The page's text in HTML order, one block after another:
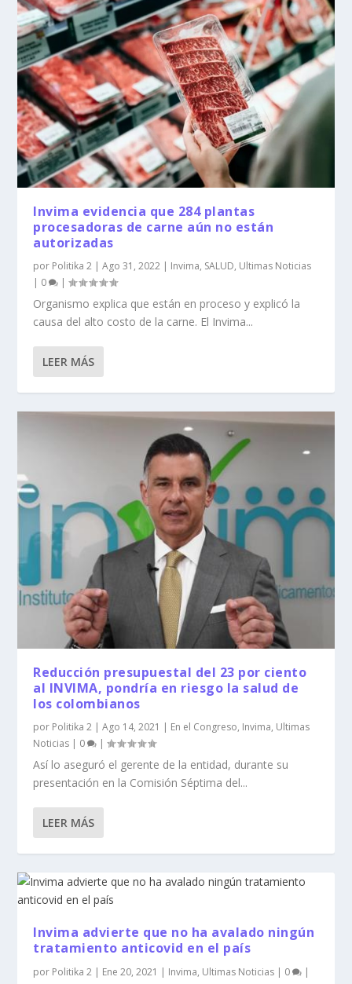
Invima evidencia que 284 plantas
procesadoras de carne aún no están
autorizadas
por Politika 2 |Ago 31, 2022 | Invima, SALUD, Ultimas Noticias
| 0 |
Organismo explica que están en proceso y explicó la
causa del alto costo de la carne. El Invima...
LEER MÁS
Reducción presupuestal del 23 por ciento
al INVIMA, pondría en riesgo la salud de
los colombianos
por Politika 2 |Ago 14, 2021 | En el Congreso, Invima, Ultimas
Noticias | 0 |
Así lo aseguró el gerente de la entidad, durante su
presentación en la Comisión Séptima del...
LEER MÁS
Invima advierte que no ha avalado ningún
tratamiento anticovid en el país
por Politika 2 | Ene 20, 2021 | Invima, Ultimas Noticias | 0 |